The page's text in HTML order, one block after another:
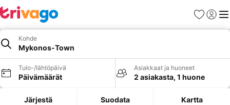
Suosikit
Kohde
Mykonos-Town
Tulo-/lähtöpäivä
Päivämäärät
Asiakkaat ja huoneet
2 asiakasta, 1 huone
Järjestä Suodata Kartta